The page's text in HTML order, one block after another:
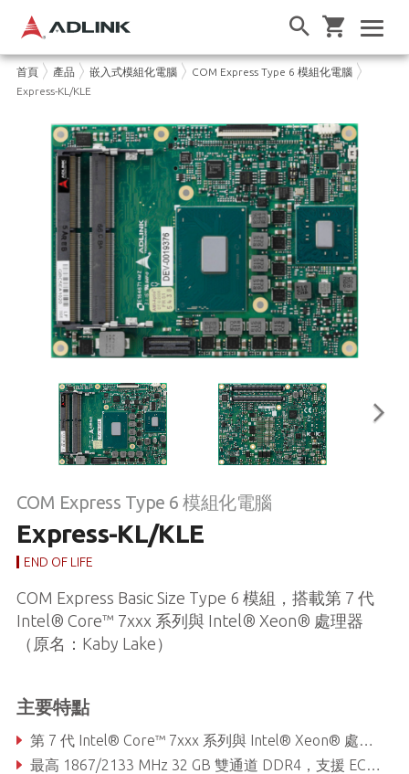
首頁 產品 嵌入式模組化電腦
COM Express Type 6 模組化電腦
Express-KL/KLE
COM Express Type 6 模組化電腦
Express-KL/KLE
END OF LIFE
COM Express Basic Size Type 6 模組，搭載第 7 代
Intel® Core™ 7xxx 系列與 Intel® Xeon® 處理器
（原名：Kaby Lake）
主要特點
第 7 代 Intel® Core™ 7xxx 系列與 Intel® Xeon® 處理器
最高 1867/2133 MHz 32 GB 雙通道 DDR4，支援 ECC 與非 ECC 記憶體